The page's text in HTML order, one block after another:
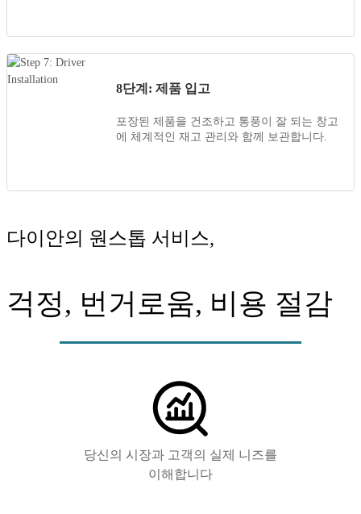
8단계: 제품 입고
포장된 제품을 건조하고 통풍이 잘 되는 창고
에 체계적인 재고 관리와 함께 보관합니다.
다이안의 원스톱 서비스,
걱정, 번거로움, 비용 절감
당신의 시장과 고객의 실제 니즈를
이해합니다